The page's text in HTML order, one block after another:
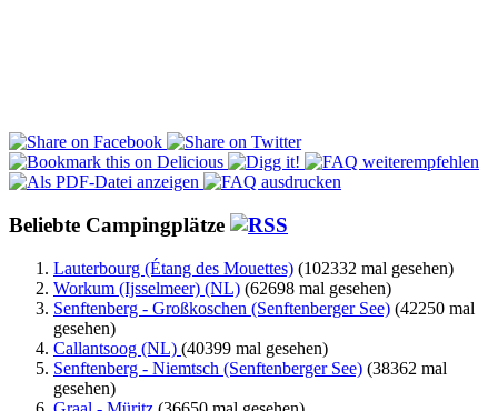
Beliebte Campingplätze
Lauterbourg (Étang des Mouettes) (102332 mal gesehen)
Workum (Ijsselmeer) (NL) (62698 mal gesehen)
Senftenberg - Großkoschen (Senftenberger See) (42250 mal
gesehen)
Callantsoog (NL) (40399 mal gesehen)
Senftenberg - Niemtsch (Senftenberger See) (38362 mal
gesehen)